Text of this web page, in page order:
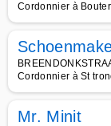
Cordonnier à
Cordonnier à St
Mr. Minit